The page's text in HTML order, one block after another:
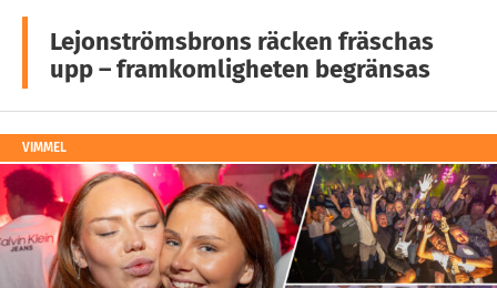
Lejonströmsbrons räcken fräschas
upp – framkomligheten begränsas
VIMMEL